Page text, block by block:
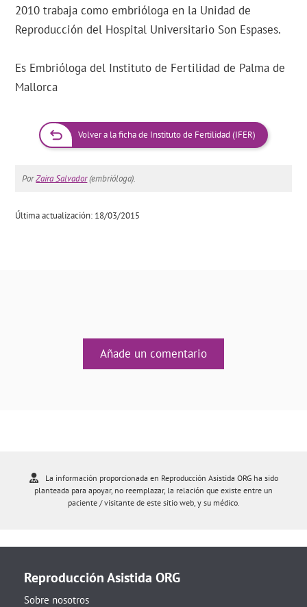
2010 trabaja como embrióloga en la Unidad de
Reproducción del Hospital Universitario Son Espases.
Es Embrióloga del Instituto de Fertilidad de Palma de
Mallorca
Volver a la ficha de Instituto de Fertilidad (IFER)
PorZaira Salvador(embrióloga).
Última actualización: 18/03/2015
Añade un comentario
La información proporcionada en Reproducción Asistida ORG ha sido
planteada para apoyar, no reemplazar, la relación que existe entre un
paciente / visitante de este sitio web, y su médico.
Reproducción Asistida ORG
Sobre nosotros